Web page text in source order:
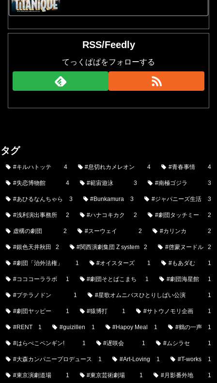
RSS/Feedly
てっくぱぱをフォローする
タグ
#キルハトッテ 4 #息切れカメレオン 4 #青春事情 4
#失恋博物館 4 #範宙遊泳 3 #南極ゴジラ 3
#あひるなんちゃら 3 #Bunkamura 3 #ジャパニーズ生活 3
#浅利演出事務所 2 #ハナコキカク 2 #劇団タッチミー 2
虚構の劇団 2 #スーウェイ 2 #カリンカ 2
#銀色天井秋田 2 #関西演劇集団 Z system 2 #啓蒙ヌードル 2
#劇団「治外法権」 1 #オイスターズ 1 #もあダむ 1
#コココーララボ 1 #劇団そとばこまち 1 #劇団海星館 1
#プテラノドン 1 #星歌オムニバスひとりしばい公演 1
#劇団ヤッピー 1 #猿博打 1 #サトウノモリ企画 1
#RENT 1 #guizillen 1 #Hapoy Meal 1 #鶴の一声 1
#はらぺこペンギン! 1 #遅咲会 1 #ムシラセ 1
#大森カンパニープロデュース 1 #Art-Loving 1 #T-works 1
#東京演劇道場 1 #東京芸術劇場 1 #月影番外地 1